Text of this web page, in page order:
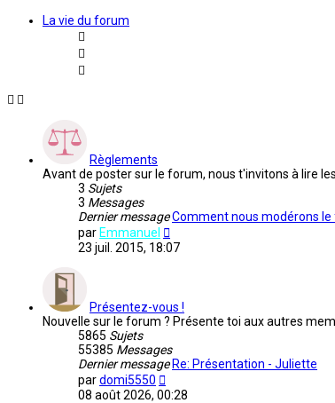
La vie du forum
Règlements
Avant de poster sur le forum, nous t'invitons à lire
3 Sujets
3 Messages
Dernier messageComment nous modérons le
par Emmanuel
le
23 juil. 2015, 18:07
Présentez-vous !
Nouvelle sur le forum ? Présente toi aux autres
5865 Sujets
55385 Messages
Dernier message Re: Présentation - Juliette
pardomi5550
le
08 août 2026, 00:28